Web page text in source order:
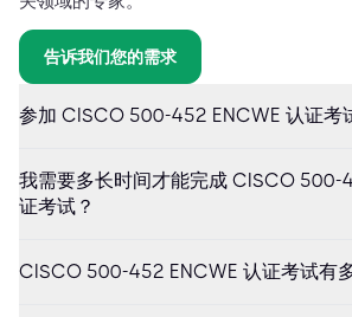
告诉我们您的需求
参加 CISCO 500-452 ENCWE 认证考
我需要多长时间才能完成 CISCO 500-
证考试？
CISCO 500-452 ENCWE 认证考试有